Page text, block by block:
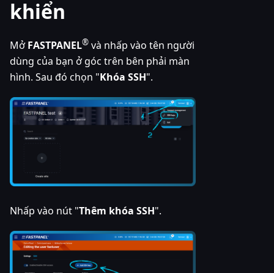
khiển
MởFASTPANEL® và nhấp vào tên người
dùng của bạn ở góc trên bên phải màn
hình. Sau đó chọn "Khóa SSH".
Nhấp vào nút "Thêm khóa SSH".